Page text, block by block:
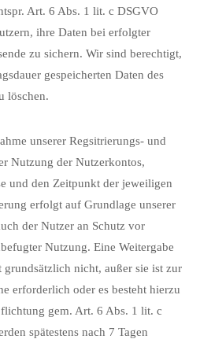
Art. 6 Abs. 1 lit. c DSGVO
ihre Daten bei erfolgter
zu sichern. Wir sind berechtigt,
gespeicherten Daten des
löschen.
unserer Regsitrierungs- und
Nutzung der Nutzerkontos,
und den Zeitpunkt der jeweiligen
erfolgt auf Grundlage unserer
der Nutzer an Schutz vor
Nutzung. Eine Weitergabe
nicht, außer sie ist zur
erforderlich oder es besteht hierzu
gem. Art. 6 Abs. 1 lit. c
spätestens nach 7 Tagen